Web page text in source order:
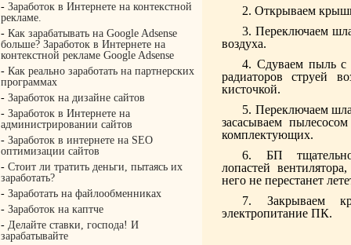
- Заработок в Интернете на контекстной
рекламе.
- Как зарабатывать на Google Adsense
больше? Заработок в Интернете на
контекстной рекламе Google Adsense
- Как реально заработать на партнерских
программах
- Заработок на дизайне сайтов
- Заработок в Интернете на
администрировании сайтов
- Заработок в интернете на SEO
оптимизации сайтов
- Стоит ли тратить деньги, пытаясь их
заработать?
- Заработать на файлообменниках
- Заработок на каптче
- Делайте ставки, господа! И
зарабатывайте
Открываем
Переключаем
воздуха.
Сдуваем пыль с
радиаторов струей
кисточкой.
Переключаем
засасываем
комплектующих.
БП
лопастей
него не перестанет
Закрываем
электропитание ПК.